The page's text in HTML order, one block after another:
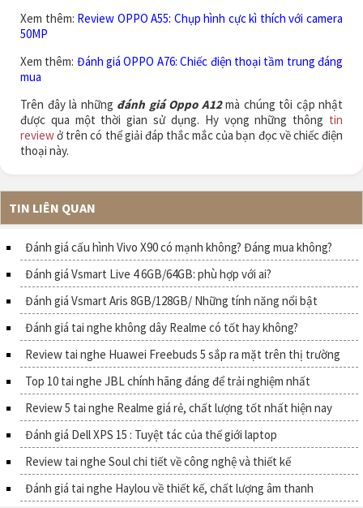
Xem thêm: Review OPPO A55: Chụp hình cực kì thích với camera
50MP
Xem thêm: Đánh giá OPPO A76: Chiếc điện thoại tầm trung đáng
mua
Trên đây là những đánh giá Oppo A12mà chúng tôi cập nhật
được qua một thời gian sử dụng. Hy vọng những thông tin
reviewở trên có thể giải đáp thắc mắc của bạn đọc về chiếc điện
thoại này.
TIN LIÊN QUAN
Đánh giá cấu hình Vivo X90 có mạnh không? Đáng mua không?
Đánh giá Vsmart Live 4 6GB/64GB: phù hợp với ai?
Đánh giá Vsmart Aris 8GB/128GB/ Những tính năng nổi bật
Đánh giá tai nghe không dây Realme có tốt hay không?
Review tai nghe Huawei Freebuds 5 sắp ra mặt trên thị trường
Top 10 tai nghe JBL chính hãng đáng để trải nghiệm nhất
Review 5 tai nghe Realme giá rẻ, chất lượng tốt nhất hiện nay
Đánh giá Dell XPS 15 : Tuyệt tác của thế giới laptop
Review tai nghe Soul chi tiết về công nghệ và thiết kế
Đánh giá tai nghe Haylou về thiết kế, chất lượng âm thanh